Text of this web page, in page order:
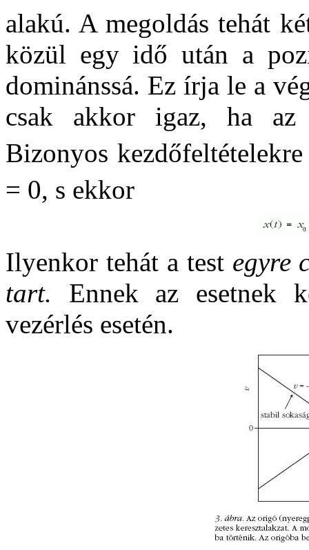
alakú. A megoldás tehát
közül egy idő után a
dominánssá. Ez írja le a
csak akkor igaz, ha
Bizonyos
= 0, s ekkor
Ilyenkor tehát a test egyre
tart. Ennek az esetnek
vezérlés esetén.